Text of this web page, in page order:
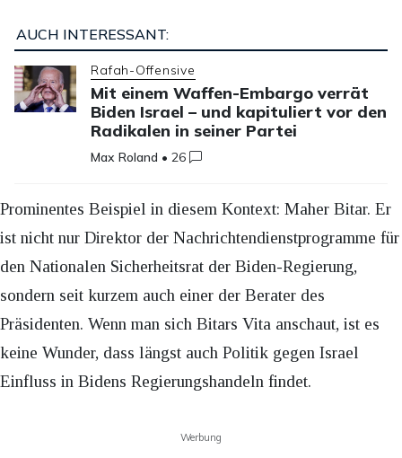
AUCH INTERESSANT:
Rafah-Offensive
Mit einem Waffen-Embargo verrät
Biden Israel – und kapituliert vor den
Radikalen in seiner Partei
Max Roland •26
Prominentes Beispiel in diesem Kontext: Maher Bitar. Er
ist nicht nur Direktor der Nachrichtendienstprogramme für
den Nationalen Sicherheitsrat der Biden-Regierung,
sondern seit kurzem auch einer der Berater des
Präsidenten. Wenn man sich Bitars Vita anschaut, ist es
keine Wunder, dass längst auch Politik gegen Israel
Einfluss in Bidens Regierungshandeln findet.
Werbung